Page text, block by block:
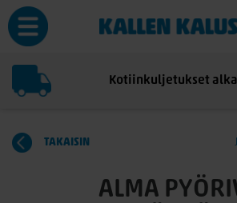
Kotiinkuljetukset
TAKAISIN
ALMA